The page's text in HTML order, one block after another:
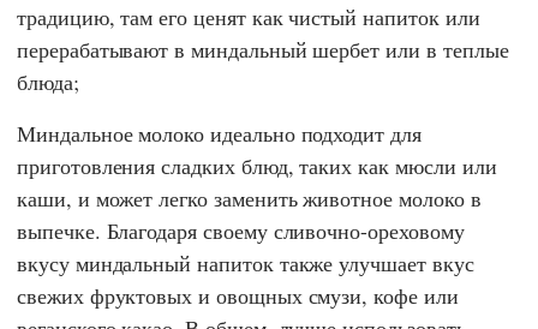
традицию, там его ценят как чистый напиток или
перерабатывают в миндальный шербет или в теплые
блюда;
Миндальное молоко идеально подходит для
приготовления сладких блюд, таких как мюсли или
каши, и может легко заменить животное молоко в
выпечке. Благодаря своему сливочно-ореховому
вкусу миндальный напиток также улучшает вкус
свежих фруктовых и овощных смузи, кофе или